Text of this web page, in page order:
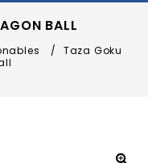
BALL
/
Taza Goku